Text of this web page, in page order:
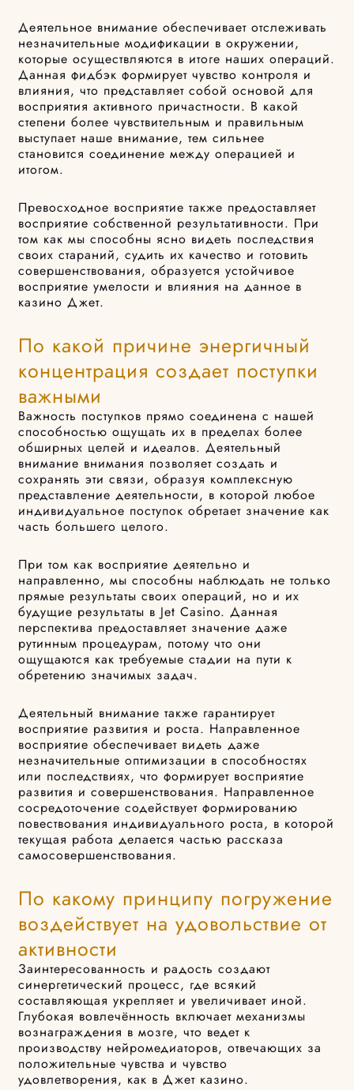
Деятельное внимание обеспечивает отслеживать
незначительные модификации в окружении,
которые осуществляются в итоге наших операций.
Данная фидбэк формирует чувство контроля и
влияния, что представляет собой основой для
восприятия активного причастности. В какой
степени более чувствительным и правильным
выступает наше внимание, тем сильнее
становится соединение между операцией и
итогом.
Превосходное восприятие также предоставляет
восприятие собственной результативности. При
том как мы способны ясно видеть последствия
своих стараний, судить их качество и готовить
совершенствования, образуется устойчивое
восприятие умелости и влияния на данное в
казино Джет.
По какой причине энергичный
концентрация создает поступки
важными
Важность поступков прямо соединена с нашей
способностью ощущать их в пределах более
обширных целей и идеалов. Деятельный
внимание внимания позволяет создать и
сохранять эти связи, образуя комплексную
представление деятельности, в которой любое
индивидуальное поступок обретает значение как
часть большего целого.
При том как восприятие деятельно и
направленно, мы способны наблюдать не только
прямые результаты своих операций, но и их
будущие результаты в Jet Casino. Данная
перспектива предоставляет значение даже
рутинным процедурам, потому что они
ощущаются как требуемые стадии на пути к
обретению значимых задач.
Деятельный внимание также гарантирует
восприятие развития и роста. Направленное
восприятие обеспечивает видеть даже
незначительные оптимизации в способностях
или последствиях, что формирует восприятие
развития и совершенствования. Направленное
сосредоточение содействует формированию
повествования индивидуального роста, в которой
текущая работа делается частью рассказа
самосовершенствования.
По какому принципу погружение
воздействует на удовольствие от
активности
Заинтересованность и радость создают
синергетический процесс, где всякий
составляющая укрепляет и увеличивает иной.
Глубокая вовлечённость включает механизмы
вознаграждения в мозге, что ведет к
производству нейромедиаторов, отвечающих за
положительные чувства и чувство
удовлетворения, как в Джет казино.